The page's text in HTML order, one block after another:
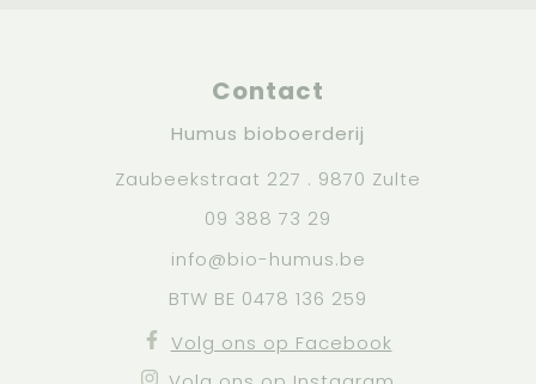
Contact
Humus bioboerderij
Zaubeekstraat 227 . 9870 Zulte
09 388 73 29
info@bio-humus.be
BTW BE 0478 136 259
Volg ons op Facebook